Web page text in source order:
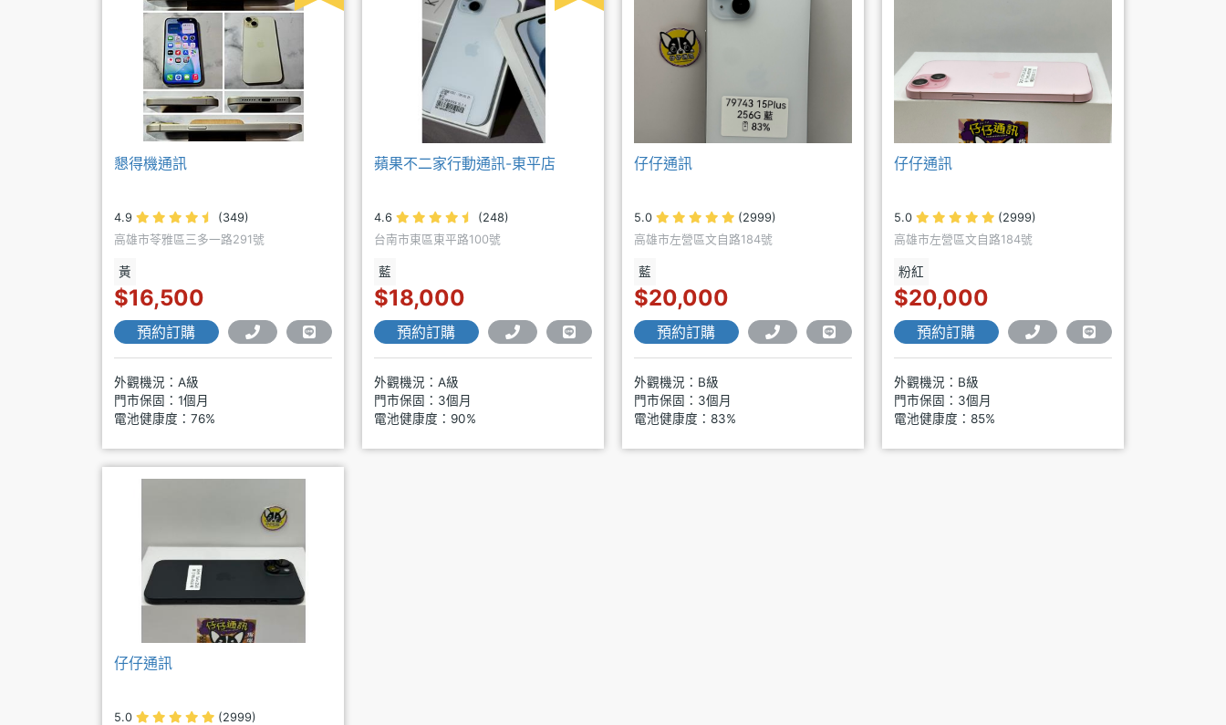
懇得機通訊
4.9
(349)
高雄市苓雅區三多一路291號
黃
$16,500
預約訂購
外觀機況：A級
門市保固：1個月
電池健康度：76%
蘋果不二家行動通訊-東平店
4.6
(248)
台南市東區東平路100號
藍
$18,000
預約訂購
外觀機況：A級
門市保固：3個月
電池健康度：90%
仔仔通訊
5.0
(2999)
高雄市左營區文自路184號
藍
$20,000
預約訂購
外觀機況：B級
門市保固：3個月
電池健康度：83%
仔仔通訊
5.0
(2999)
高雄市左營區文自路184號
粉紅
$20,000
預約訂購
外觀機況：B級
門市保固：3個月
電池健康度：85%
仔仔通訊
5.0
(2999)